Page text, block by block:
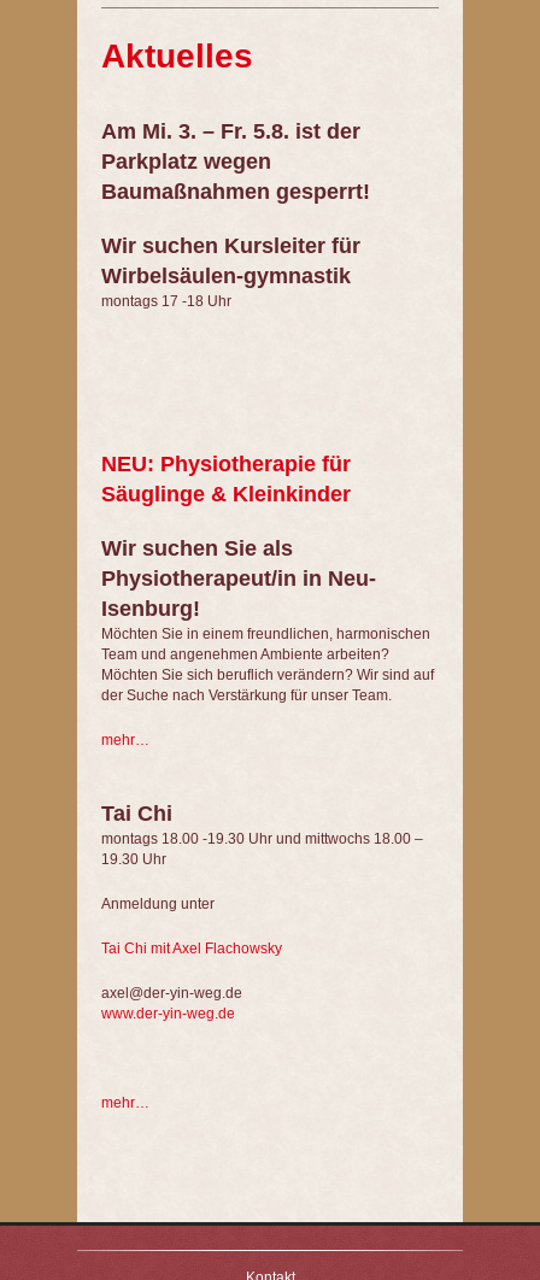
Aktuelles
Am Mi. 3. – Fr. 5.8. ist der
Parkplatz wegen
Baumaßnahmen gesperrt!
Wir suchen Kursleiter für
Wirbelsäulen-gymnastik
montags 17 -18 Uhr
NEU: Physiotherapie für
Säuglinge & Kleinkinder
Wir suchen Sie als
Physiotherapeut/in in Neu-
Isenburg!
Möchten Sie in einem freundlichen, harmonischen
Team und angenehmen Ambiente arbeiten?
Möchten Sie sich beruflich verändern? Wir sind auf
der Suche nach Verstärkung für unser Team.
mehr…
Tai Chi
montags 18.00 -19.30 Uhr und mittwochs 18.00 –
19.30 Uhr
Anmeldung unter
Tai Chi mit Axel Flachowsky
axel@der-yin-weg.de
www.der-yin-weg.de
mehr…